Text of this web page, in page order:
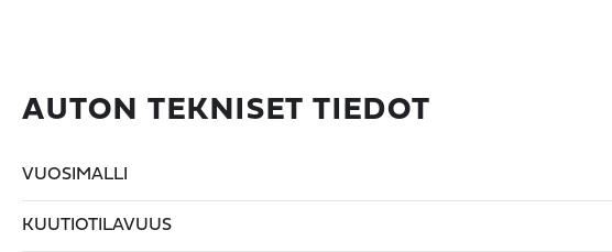
AUTON TEKNISET TIEDOT
VUOSIMALLI
KUUTIOTILAVUUS